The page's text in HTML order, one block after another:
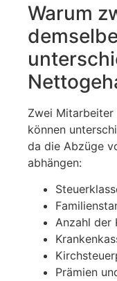
Warum
Zwei
können
da die Abzüge
abhängen:
Anzahl der
Prämien